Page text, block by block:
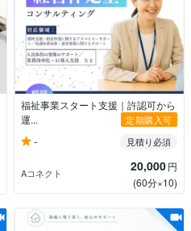
福祉事業スタート支援｜許認可から
運...
定期購入可
- 見積り必須
Aコネクト 20,000円
(60分×10)